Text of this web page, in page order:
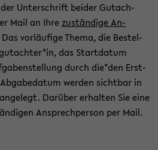
Un­ter­schrift bei­der Gut­ach­
Mail an Ihrezu­stän­di­ge An­
Das vor­läu­fi­ge Thema, die Be­stel­
das Start­da­tum
durch die*den Erst­
wer­den sicht­bar in
Dar­über er­hal­ten Sie eine
An­sprech­per­son per Mail.